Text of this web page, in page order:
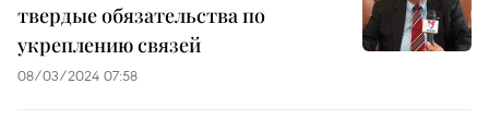
твердые обязательства по
укреплению связей
08/03/2024 07:58